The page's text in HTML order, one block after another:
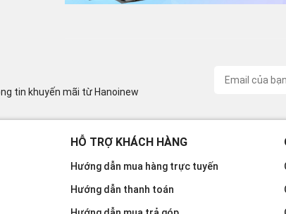
tin khuyến mãi từ Hanoinew
HỖ TRỢ KHÁCH HÀNG
Hướng dẫn mua hàng trực tuyến
Hướng dẫn thanh toán